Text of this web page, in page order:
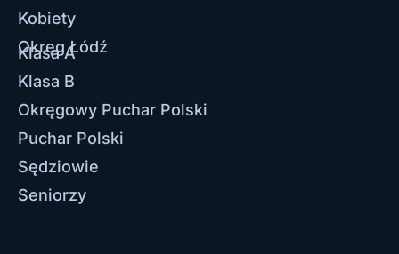
Kobiety
Okręg Łódź
Klasa A
Klasa B
Okręgowy Puchar Polski
Puchar Polski
Sędziowie
Seniorzy